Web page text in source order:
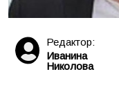
Редактор:
Иванина
Николова